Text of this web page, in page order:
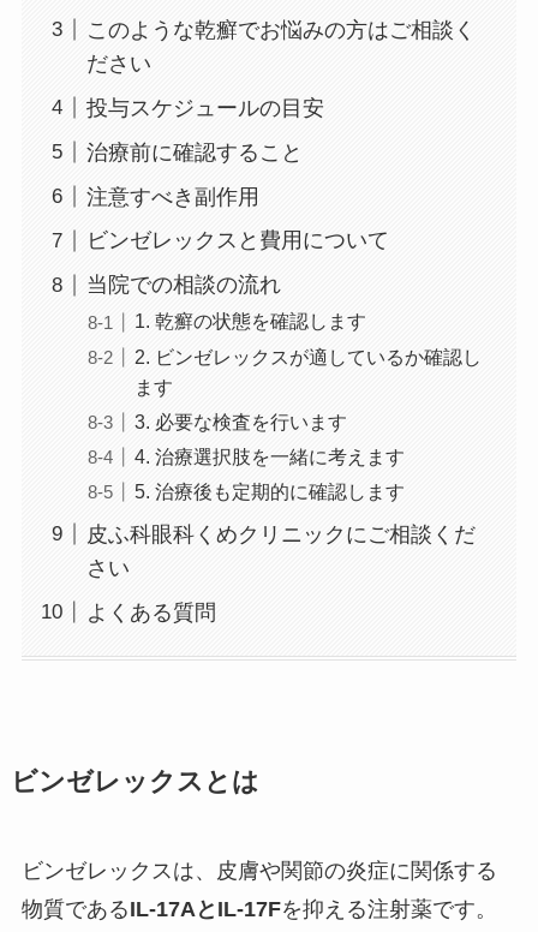
このような乾癬でお悩みの方はご相談く
ださい
投与スケジュールの目安
治療前に確認すること
注意すべき副作用
ビンゼレックスと費用について
当院での相談の流れ
1. 乾癬の状態を確認します
2. ビンゼレックスが適しているか確認し
ます
3. 必要な検査を行います
4. 治療選択肢を一緒に考えます
5. 治療後も定期的に確認します
皮ふ科眼科くめクリニックにご相談くだ
さい
よくある質問
ビンゼレックスとは
ビンゼレックスは、皮膚や関節の炎症に関係する
物質であるIL-17AとIL-17Fを抑える注射薬です。